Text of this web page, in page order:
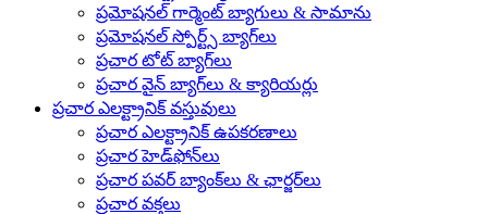
ప్రమోషనల్ గార్మెంట్ బ్యాగులు & సామాను
ప్రమోషనల్ స్పోర్ట్స్ బ్యాగ్‌లు
ప్రచార టోట్ బ్యాగ్‌లు
ప్రచార వైన్ బ్యాగ్‌లు & క్యారియర్లు
ప్రచార ఎలక్ట్రానిక్ వస్తువులు
ప్రచార ఎలక్ట్రానిక్ ఉపకరణాలు
ప్రచార హెడ్‌ఫోన్‌లు
ప్రచార పవర్ బ్యాంక్‌లు & ఛార్జర్‌లు
ప్రచార వక్తలు